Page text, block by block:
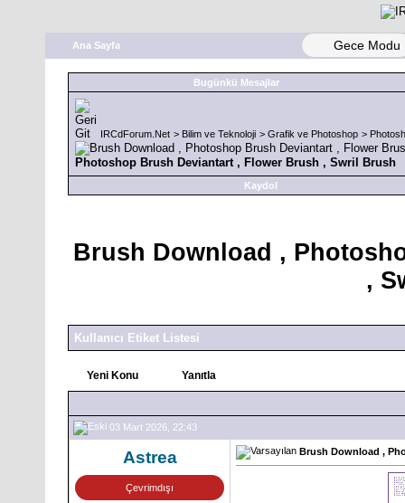
Ana Sayfa Gece Modu
Bugünkü Mesajlar
IRCdForum.Net > Bilim ve Teknoloji > Grafik ve Photoshop >
Photoshop Brush Deviantart , Flower Brush , Swril Brush
Kaydol
Brush Download ,
,
Kullanıcı Etiket Listesi
Yeni Konu Yanıtla
03 Mart 2026, 22:43
Astrea
Çevrimdışı
Brush Download ,